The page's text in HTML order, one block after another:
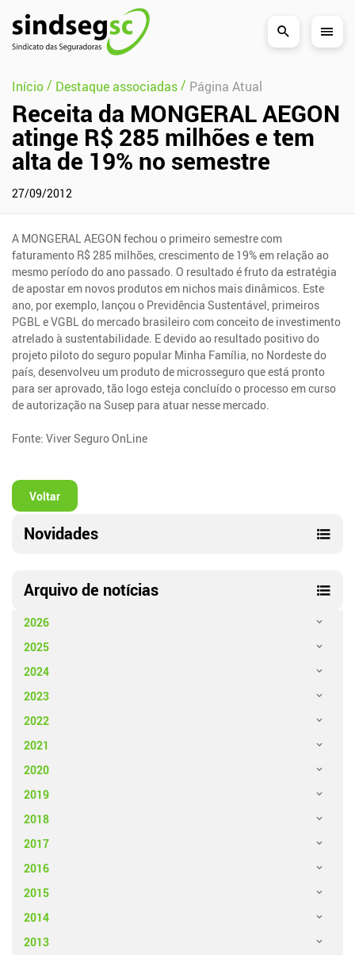
Pular Navegação (s)
Início/ Destaque associadas/ Página Atual
Receita da MONGERAL AEGON
atinge R$ 285 milhões e tem
alta de 19% no semestre
27/09/2012
A MONGERAL AEGON fechou o primeiro semestre com
faturamento R$ 285 milhões, crescimento de 19% em relação ao
mesmo período do ano passado. O resultado é fruto da estratégia
de apostar em novos produtos em nichos mais dinâmicos. Este
ano, por exemplo, lançou o Previdência Sustentável, primeiros
PGBL e VGBL do mercado brasileiro com conceito de investimento
atrelado à sustentabilidade. E devido ao resultado positivo do
projeto piloto do seguro popular Minha Família, no Nordeste do
país, desenvolveu um produto de microsseguro que está pronto
para ser aprovado, tão logo esteja concluído o processo em curso
de autorização na Susep para atuar nesse mercado.
Fonte: Viver Seguro OnLine
Voltar
Novidades
Arquivo de notícias
2026
2025
2024
2023
2022
2021
2020
2019
2018
2017
2016
2015
2014
2013